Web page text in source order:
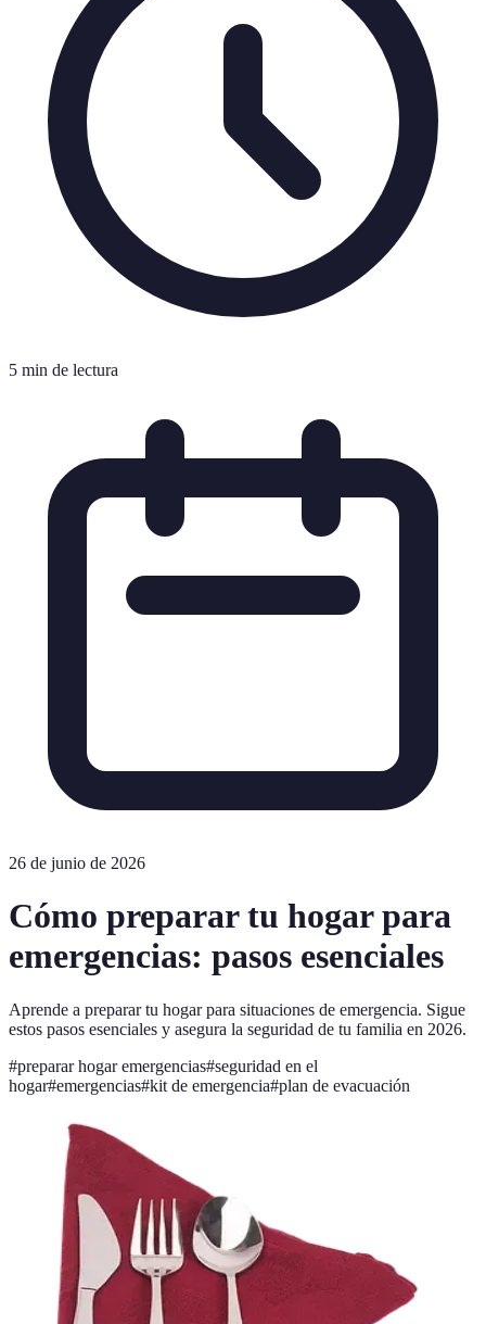
5 min de lectura
26 de junio de 2026
Cómo preparar tu hogar para
emergencias: pasos esenciales
Aprende a preparar tu hogar para situaciones de emergencia. Sigue
estos pasos esenciales y asegura la seguridad de tu familia en 2026.
#preparar hogar emergencias#seguridad en el
hogar#emergencias#kit de emergencia#plan de evacuación